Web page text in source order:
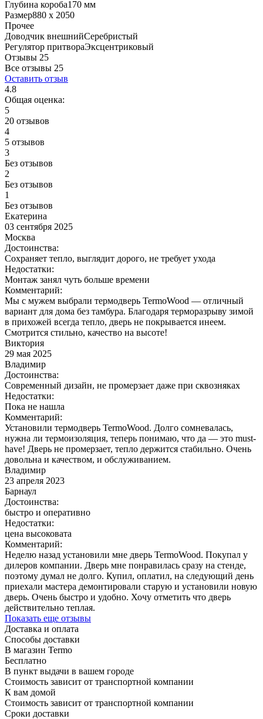
Глубина короба170 мм
Размер880 x 2050
Прочее
Доводчик внешнийСеребристый
Регулятор притвораЭксцентриковый
Отзывы 25
Все отзывы 25
Оставить отзыв
4.8
Общая оценка:
5
20 отзывов
4
5 отзывов
3
Без отзывов
2
Без отзывов
1
Без отзывов
Екатерина
03 сентября 2025
Москва
Достоинства:
Сохраняет тепло, выглядит дорого, не требует ухода
Недостатки:
Монтаж занял чуть больше времени
Комментарий:
Мы с мужем выбрали термодверь TermoWood — отличный
вариант для дома без тамбура. Благодаря терморазрыву зимой
в прихожей всегда тепло, дверь не покрывается инеем.
Смотрится стильно, качество на высоте!
Виктория
29 мая 2025
Владимир
Достоинства:
Современный дизайн, не промерзает даже при сквозняках
Недостатки:
Пока не нашла
Комментарий:
Установили термодверь TermoWood. Долго сомневалась,
нужна ли термоизоляция, теперь понимаю, что да — это must-
have! Дверь не промерзает, тепло держится стабильно. Очень
довольна и качеством, и обслуживанием.
Владимир
23 апреля 2023
Барнаул
Достоинства:
быстро и оперативно
Недостатки:
цена высоковата
Комментарий:
Неделю назад установили мне дверь TermoWood. Покупал у
дилеров компании. Дверь мне понравилась сразу на стенде,
поэтому думал не долго. Купил, оплатил, на следующий день
приехали мастера демонтировали старую и установили новую
дверь. Очень быстро и удобно. Хочу отметить что дверь
действительно теплая.
Показать еще отзывы
Доставка и оплата
Способы доставки
В магазин Termo
Бесплатно
В пункт выдачи в вашем городе
Стоимость зависит от транспортной компании
К вам домой
Стоимость зависит от транспортной компании
Сроки доставки